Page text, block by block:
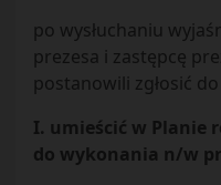
po wysłuchaniu
prezesa i zastępcę
postanowili zgłosić
I. umieścić w Planie
do wykonania n/w